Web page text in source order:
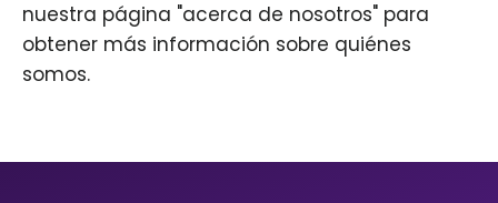
nuestra página "acerca de nosotros" para
obtener más información sobre quiénes
somos.